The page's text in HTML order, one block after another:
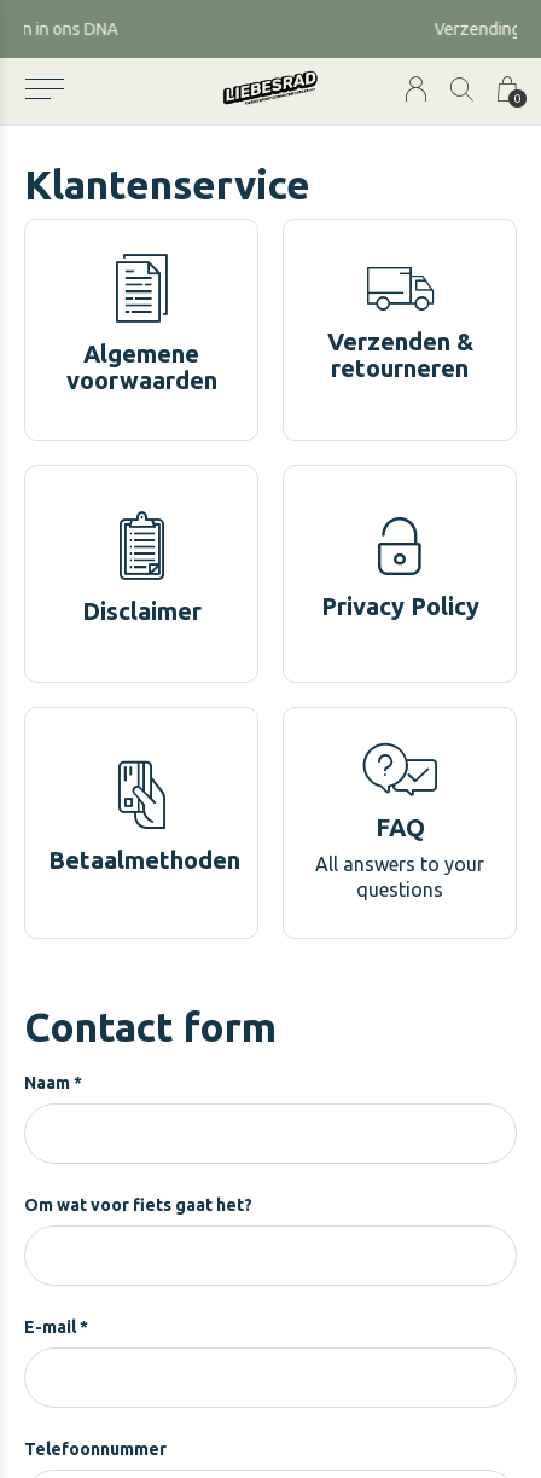
0
Klantenservice
Algemene
voorwaarden
Verzenden &
retourneren
Disclaimer Privacy Policy
Betaalmethoden
FAQ
All answers to your
questions
Contact form
Naam *
Om wat voor fiets gaat het?
E-mail *
Telefoonnummer